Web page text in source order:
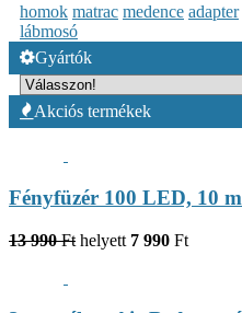
homok matrac medence adapter
lábmosó
Gyártók
Akciós termékek
Fényfüzér 100 LED, 10
13 990 Ft helyett 7 990 Ft